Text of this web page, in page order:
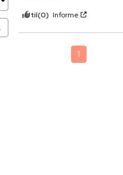
Útil(0) Informe
1